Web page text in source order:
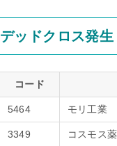
デッドクロス発生
コード
5464 モリ工業
3349 コスモス